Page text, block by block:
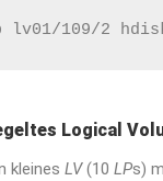
lv01/109/2
Logical
kleines LV(10 LPs)